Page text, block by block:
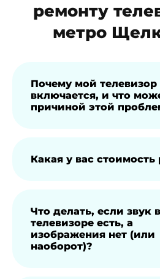
ремонту
метро
Почему мой телевизор
включается, и что
причиной этой
ТВ может не
работает розетка, в
управления (возможно,
или поврежден кабель
того, внутри телевизора
Какая у вас стоимость
Стоимость будет
именно сломалась, и с
сложностями мастер
Что делать, если звук в
телевизоре есть, а
изображения нет (или
наоборот)?